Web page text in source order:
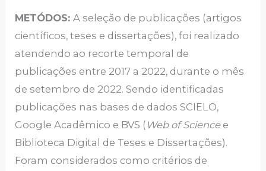
METÓDOS:A seleção de publicações (artigos
científicos, teses e dissertações), foi realizado
atendendo ao recorte temporal de
publicações entre 2017 a 2022, durante o mês
de setembro de 2022. Sendo identificadas
publicações nas bases de dados SCIELO,
Google Acadêmico e BVS ( Web of Sciencee
Biblioteca Digital de Teses e Dissertações).
Foram considerados como critérios de